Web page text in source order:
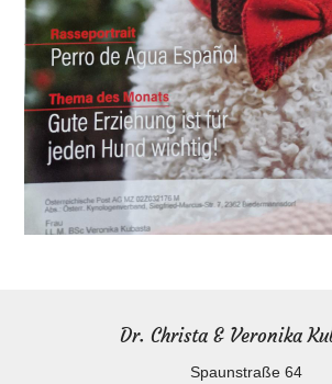
Dr. Christa & Veronika
Spaunstraße 64